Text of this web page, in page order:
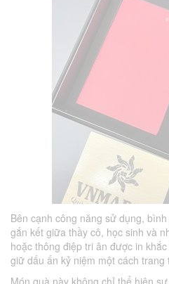
Bên cạnh công năng sử dụng,
gắn kết giữa thầy cô, học sinh và
hoặc thông điệp tri ân được in
giữ dấu ấn kỷ niệm một cách trang
Món quà này không chỉ thể hiện